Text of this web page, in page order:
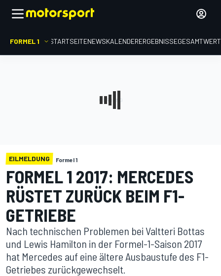
FORMEL 1 STARTSEITENEWSKALENDERERGEBNISSE
EILMELDUNG Formel 1
FORMEL 1 2017: MERCEDES
RÜSTET ZURÜCK BEIM F1-
GETRIEBE
Nach technischen Problemen bei Valtteri Bottas
und Lewis Hamilton in der Formel-1-Saison 2017
hat Mercedes auf eine ältere Ausbaustufe des F1-
Getriebes zurückgewechselt.